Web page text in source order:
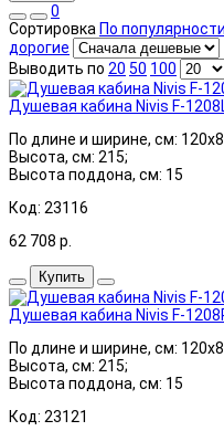
0
Сортировка По популярности
дорогие
Выводить по 20 50 100
Душевая кабина Nivis F-
По длине и ширине, см:
Высота, см: 215;
Высота поддона, см: 15
Код: 23116
62 708 р.
Купить
Душевая кабина Nivis F-
По длине и ширине, см:
Высота, см: 215;
Высота поддона, см: 15
Код: 23121